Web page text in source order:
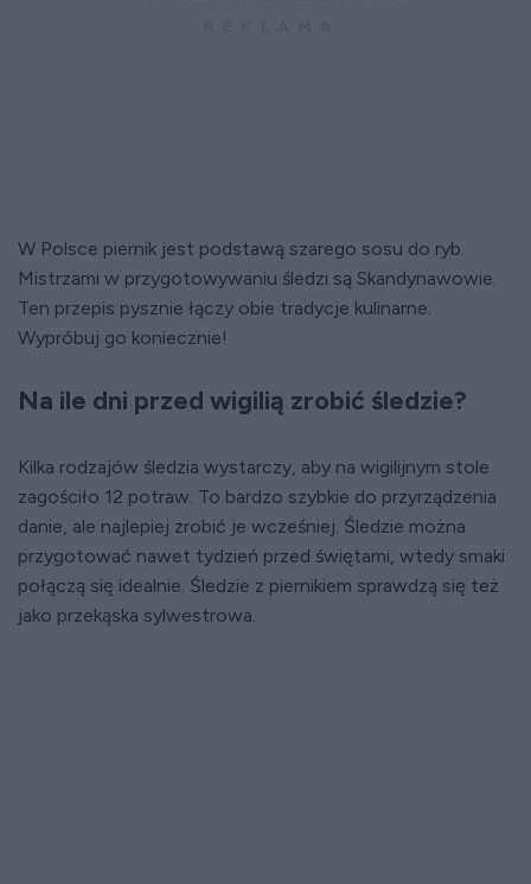
W Polsce piernik jest podstawą szarego sosu do ryb.
Mistrzami w przygotowywaniu śledzi są Skandynawowie.
Ten przepis pysznie łączy obie tradycje kulinarne.
Wypróbuj go koniecznie!
Na ile dni przed wigilią zrobić śledzie?
Kilka rodzajów śledzia wystarczy, aby na wigilijnym stole
zagościło 12 potraw. To bardzo szybkie do przyrządzenia
danie, ale najlepiej zrobić je wcześniej. Śledzie można
przygotować nawet tydzień przed świętami, wtedy smaki
połączą się idealnie. Śledzie z piernikiem sprawdzą się też
jako przekąska sylwestrowa.